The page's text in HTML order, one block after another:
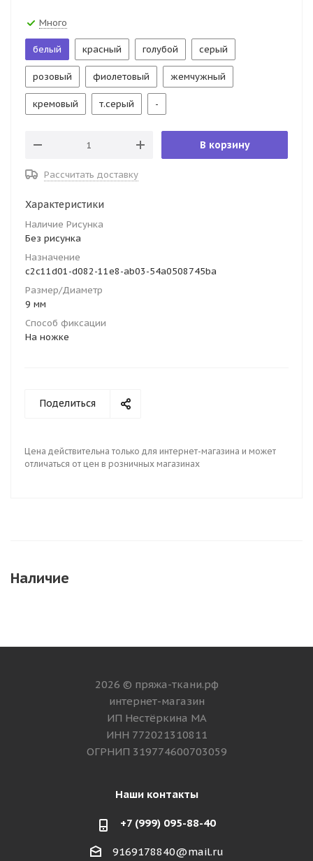
Много
белый красный голубой серый
розовый фиолетовый жемчужный
кремовый т.серый -
В корзину
Рассчитать доставку
Характеристики
Наличие Рисунка
Без рисунка
Назначение
c2c11d01-d082-11e8-ab03-54a0508745ba
Размер/Диаметр
9 мм
Способ фиксации
На ножке
Поделиться
Цена действительна только для интернет-магазина и может
отличаться от цен в розничных магазинах
Наличие
2026 © пряжа-ткани.рф
интернет-магазин
ИП Нестёркина МА
ИНН 772021310811
ОГРНИП 319774600703059
Наши контакты
+7 (999) 095-88-40
9169178840@mail.ru